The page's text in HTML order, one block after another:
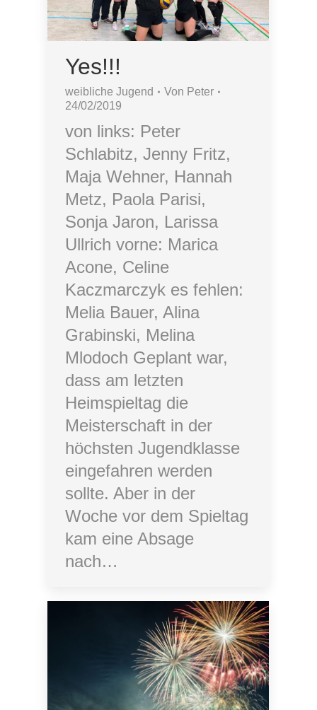
Yes!!!
weibliche Jugend Von Peter
24/02/2019
von links: Peter
Schlabitz, Jenny Fritz,
Maja Wehner, Hannah
Metz, Paola Parisi,
Sonja Jaron, Larissa
Ullrich vorne: Marica
Acone, Celine
Kaczmarczyk es fehlen:
Melia Bauer, Alina
Grabinski, Melina
Mlodoch Geplant war,
dass am letzten
Heimspieltag die
Meisterschaft in der
höchsten Jugendklasse
eingefahren werden
sollte. Aber in der
Woche vor dem Spieltag
kam eine Absage
nach…